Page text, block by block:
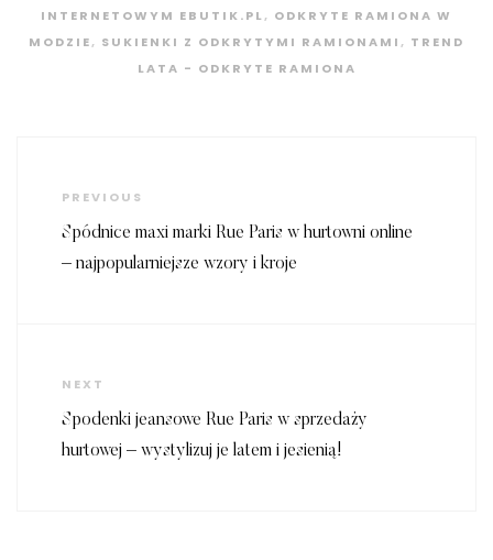
INTERNETOWYM EBUTIK.PL, ODKRYTE RAMIONA W
MODZIE, SUKIENKI Z ODKRYTYMI RAMIONAMI, TREND
LATA - ODKRYTE RAMIONA
wpisu
Previous
Post
PREVIOUS
Spódnice maxi marki Rue Paris w hurtowni online
– najpopularniejsze wzory i kroje
Next
Post
NEXT
Spodenki jeansowe Rue Paris w sprzedaży
hurtowej – wystylizuj je latem i jesienią!